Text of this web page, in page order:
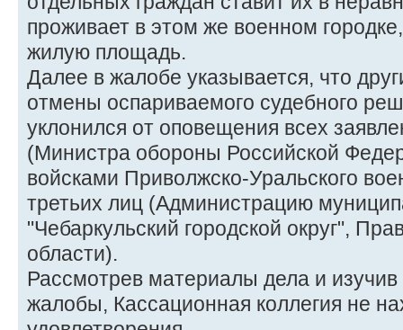
проживает в этом же военном
жилую площадь.
Далее в жалобе указывается, что
отмены оспариваемого судебного
уклонился от оповещения всех
(Министра обороны Российской
войсками Приволжско-Уральского
третьих лиц (Администрацию
"Чебаркульский городской округ",
области).
Рассмотрев материалы дела и
жалобы, Кассационная коллегия не